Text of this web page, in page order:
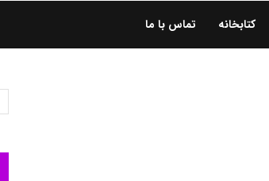
کتابخانه تماس با ما